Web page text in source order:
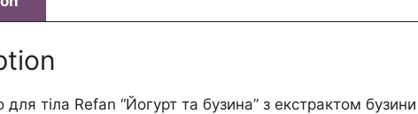
тіла Refan “Йогурт та бузина” з екстрактом